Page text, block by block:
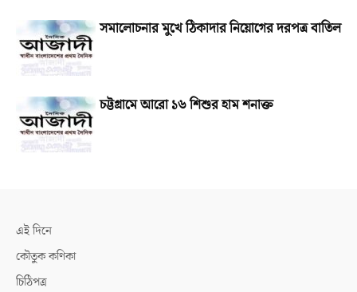
সমালোচনার মুখে ঠিকাদার নিয়োগের দরপত্র বাতিল
চট্টগ্রামে আরো ১৬ শিশুর হাম শনাক্ত
এই দিনে
কৌতুক কণিকা
চিঠিপত্র